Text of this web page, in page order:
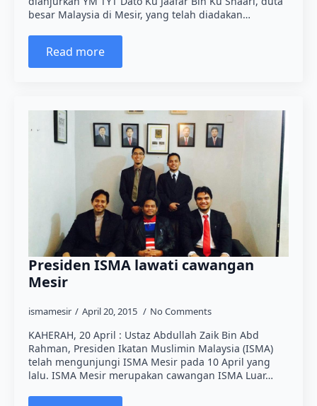
besar Malaysia di Mesir, yang telah diadakan…
Read more
Presiden ISMA lawati cawangan
Mesir
ismamesir April 20, 2015 No Comments
KAHERAH, 20 April : Ustaz Abdullah Zaik Bin Abd
Rahman, Presiden Ikatan Muslimin Malaysia (ISMA)
telah mengunjungi ISMA Mesir pada 10 April yang
lalu. ISMA Mesir merupakan cawangan ISMA Luar…